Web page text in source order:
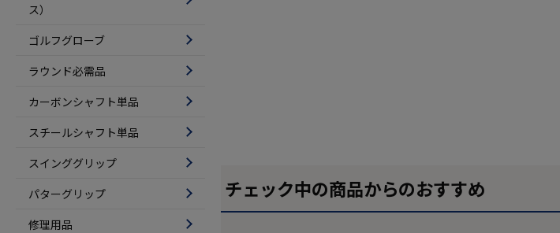
ス）
ゴルフグローブ
ラウンド必需品
カーボンシャフト単品
スチールシャフト単品
スインググリップ
パターグリップ
修理用品
チェック中の商品からのおすすめ